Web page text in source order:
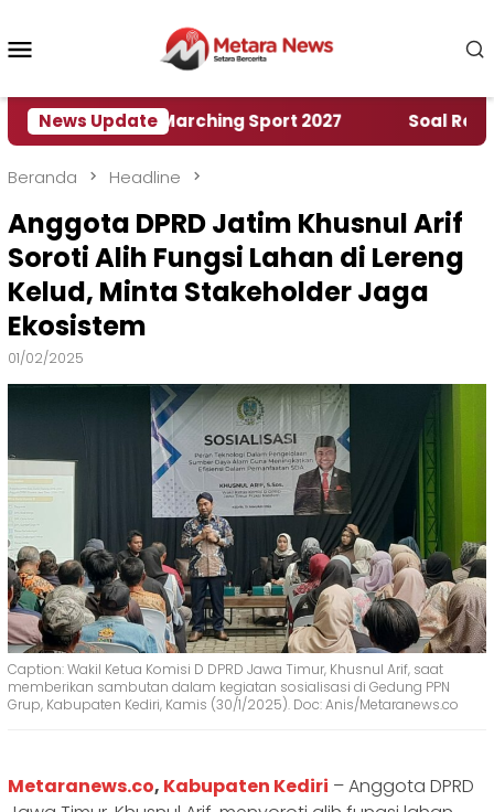
konten
News Update
World Marching Sport 2027 ‎Soal Rencana
Beranda Headline
Anggota DPRD Jatim Khusnul Arif
Soroti Alih Fungsi Lahan di Lereng
Kelud, Minta Stakeholder Jaga
Ekosistem
01/02/2025
Caption: Wakil Ketua Komisi D DPRD Jawa Timur, Khusnul Arif, saat
memberikan sambutan dalam kegiatan sosialisasi di Gedung PPN
Grup, Kabupaten Kediri, Kamis (30/1/2025). Doc: Anis/Metaranews.co
Metaranews.co, Kabupaten Kediri – Anggota DPRD